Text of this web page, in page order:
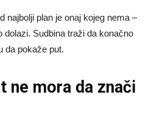
najbolji plan je onaj kojeg nema –
dolazi. Sudbina traži da konačno
da pokaže put.
ne mora da znači